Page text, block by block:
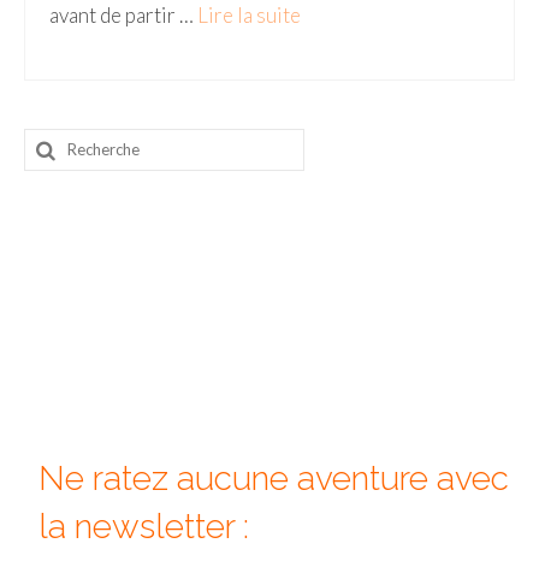
Guilin & Yangshuo
Japon
Malaisie
avant de partir … Lire la suite­­
Rechercher
:
Ne ratez aucune aventure avec
la newsletter :